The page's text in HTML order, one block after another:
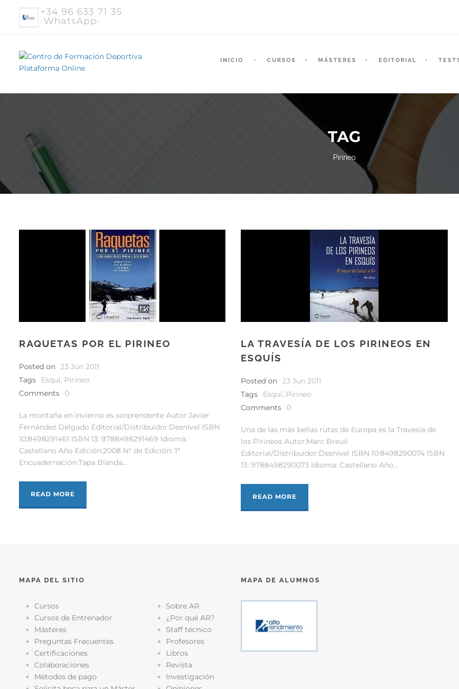
+34 96 633 71 35
·WhatsApp·
INICIO CURSOS MÁSTERES EDITORIAL
TAG
Pirineo
RAQUETAS POR EL PIRINEO
Posted on 23 Jun 2011
Tags
Esquí, Pirineo
Comments
0
La montaña en invierno es sorprendente Autor:Javier
Fernández Delgado Editorial/Distribuidor:Desnivel ISBN
10:8498291461 ISBN 13: 9788498291469 Idioma:
Castellano Año Edición:2008 N° de Edición: 1ª
Encuadernación:Tapa Blanda...
READ MORE
LA TRAVESÍA DE LOS PIRINEOS EN
ESQUÍS
Posted on 23 Jun 2011
Tags
Esquí, Pirineo
Comments
0
Una de las más bellas rutas de Europa es la Travesía de
los Pirineos Autor:Marc Breuil
Editorial/Distribuidor:Desnivel ISBN 10:8498290074 ISBN
13: 9788498290073 Idioma: Castellano Año...
READ MORE
MAPA DEL SITIO
Cursos
Cursos de Entrenador
Másteres
Preguntas Frecuentes
Certificaciones
Colaboraciones
Métodos de pago
Sobre AR
¿Por qué AR?
Staff técnico
Profesores
Libros
Revista
Investigación
MAPA DE ALUMNOS